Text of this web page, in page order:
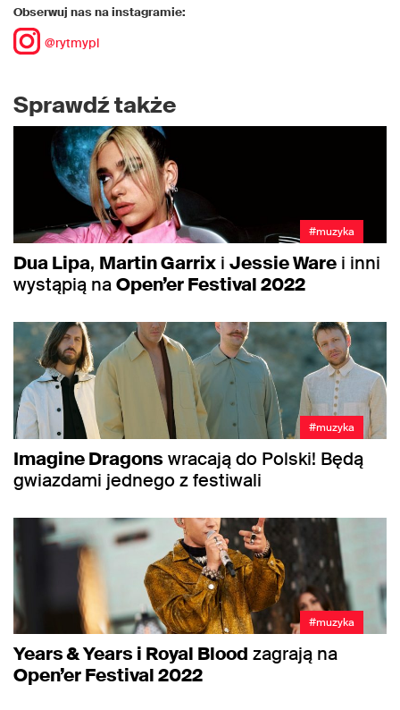
Obserwuj nas na instagramie:
@rytmypl
Sprawdź także
#muzyka
Dua Lipa, Martin Garrix i Jessie Ware i inni
wystąpią naOpen’er Festival 2022
#muzyka
Imagine Dragons wracają do Polski! Będą
gwiazdami jednego z festiwali
#muzyka
Years & Years i Royal Blood zagrają na
Open’er Festival 2022